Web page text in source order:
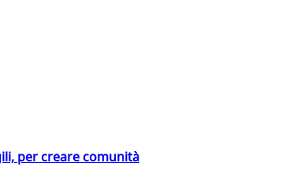
per creare comunità